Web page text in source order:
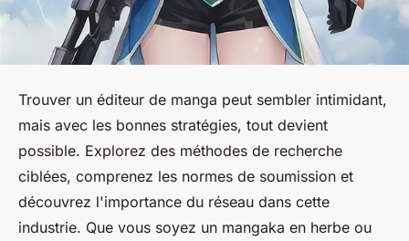
Trouver un éditeur de manga peut sembler intimidant,
mais avec les bonnes stratégies, tout devient
possible. Explorez des méthodes de recherche
ciblées, comprenez les normes de soumission et
découvrez l'importance du réseau dans cette
industrie. Que vous soyez un mangaka en herbe ou